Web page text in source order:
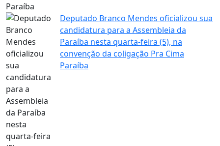
Paraíba
Deputado Branco Mendes oficializou sua
candidatura para a Assembleia da
Paraíba nesta quarta-feira (5), na
convenção da coligação Pra Cima
Paraíba